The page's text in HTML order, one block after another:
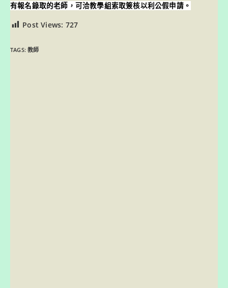
有報名錄取的老師，可洽教學組索取簽核以利公假申請。
Post Views: 727
TAGS:教師